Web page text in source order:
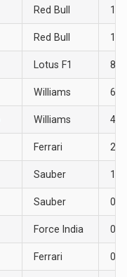
Red Bull 12
Red Bull 10
Lotus F1 8
Williams 6
Williams 4
Ferrari 2
Sauber 1
Sauber 0
Force India 0
Ferrari 0